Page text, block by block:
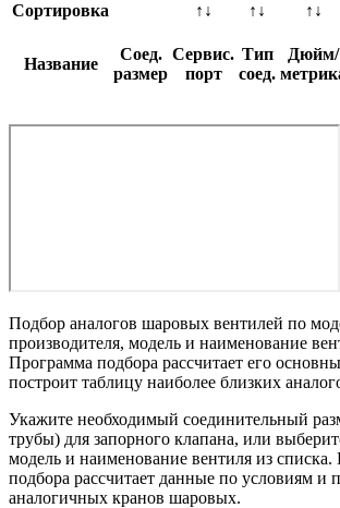
Сортировка ↑↓ ↑↓ ↑↓
Название
Соед.
размер
Сервис.
порт
Тип
соед.
Дюйм/
Подбор аналогов шаровых вентилей по
производителя, модель и наименование
Программа подбора рассчитает его
построит таблицу наиболее близких
Укажите необходимый соединительный
трубы) для запорного клапана, или
модель и наименование вентиля из
подбора рассчитает данные по условиям и
аналогичных кранов шаровых.